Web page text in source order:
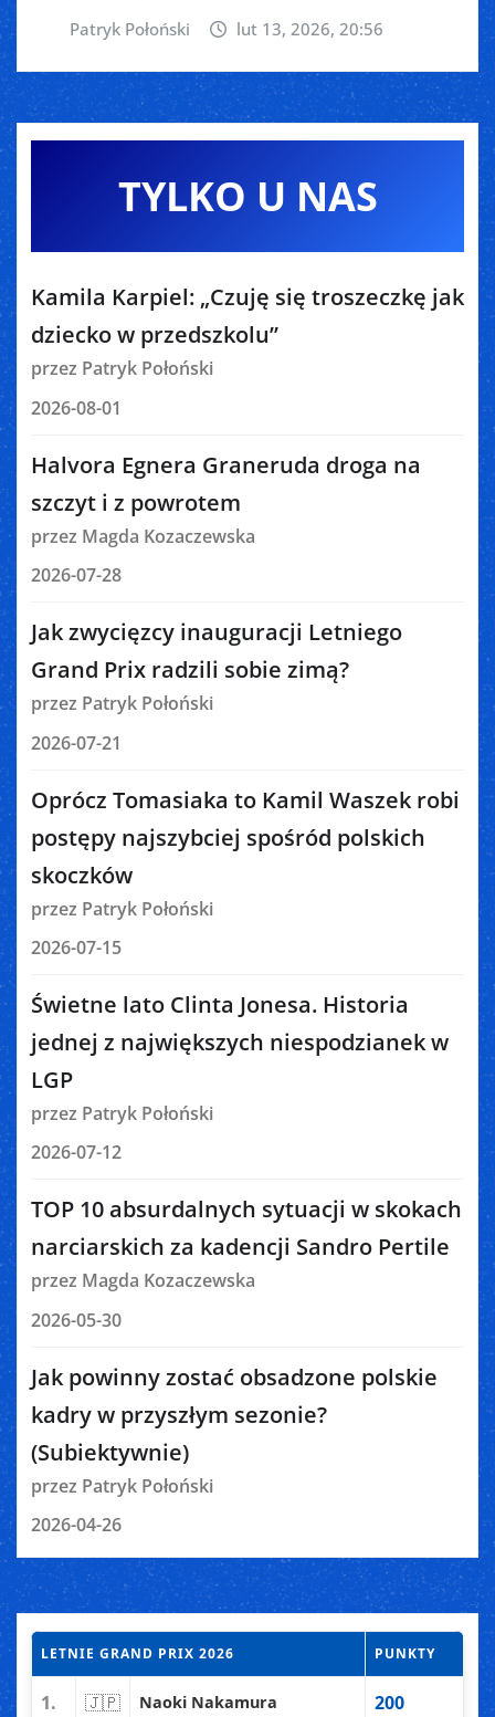
Patryk Połoński lut 13, 2026, 20:56
TYLKO U NAS
Kamila Karpiel: „Czuję się troszeczkę jak
dziecko w przedszkolu”
przez Patryk Połoński
2026-08-01
Halvora Egnera Graneruda droga na
szczyt i z powrotem
przez Magda Kozaczewska
2026-07-28
Jak zwycięzcy inauguracji Letniego
Grand Prix radzili sobie zimą?
przez Patryk Połoński
2026-07-21
Oprócz Tomasiaka to Kamil Waszek robi
postępy najszybciej spośród polskich
skoczków
przez Patryk Połoński
2026-07-15
Świetne lato Clinta Jonesa. Historia
jednej z największych niespodzianek w
LGP
przez Patryk Połoński
2026-07-12
TOP 10 absurdalnych sytuacji w skokach
narciarskich za kadencji Sandro Pertile
przez Magda Kozaczewska
2026-05-30
Jak powinny zostać obsadzone polskie
kadry w przyszłym sezonie?
(Subiektywnie)
przez Patryk Połoński
2026-04-26
LETNIE GRAND PRIX 2026 PUNKTY
1. 🇯🇵 Naoki Nakamura 200